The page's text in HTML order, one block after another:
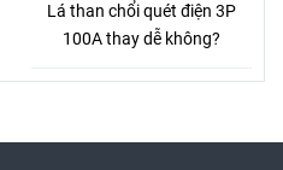
Lá than chổi quét điện 3P
100A thay dễ không?